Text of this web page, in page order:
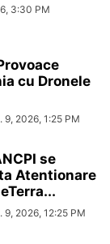
3:30 PM
cu Dronele
9, 2026, 1:25 PM
se
Atentionare
9, 2026, 12:25 PM